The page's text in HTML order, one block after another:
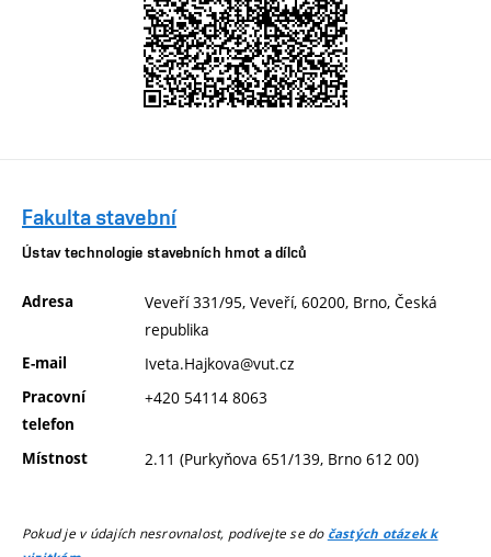
Fakulta stavební
Ústav technologie stavebních hmot a dílců
Adresa
Veveří 331/95, Veveří, 60200, Brno, Česká
republika
E-mail Iveta.Hajkova@vut.cz
Pracovní
telefon
+420 54114 8063
Místnost 2.11 (Purkyňova 651/139, Brno 612 00)
Pokud je v údajích nesrovnalost, podívejte se do častých otázek k